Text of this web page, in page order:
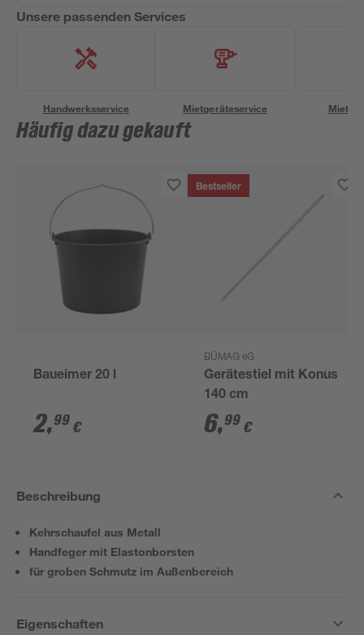
Unsere passenden Services
Handwerksservice Mietgeräteservice
Häufig dazu gekauft
Baueimer 20 l
2,99 €
Bestseller
BÜMAG eG
Gerätestiel mit Konus
140 cm
6,99 €
Beschreibung
Kehrschaufel aus Metall
Handfeger mit Elastonborsten
für groben Schmutz im Außenbereich
Eigenschaften